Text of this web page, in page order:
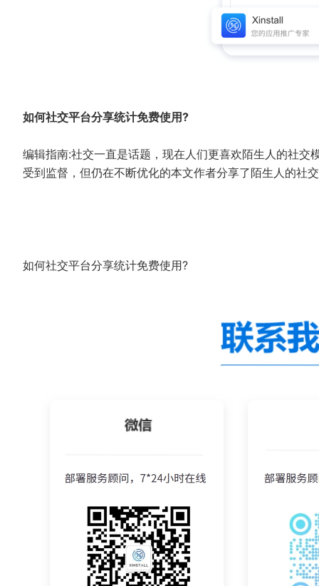
如何社交平台分享统计免费使用?
编辑指南:社交一直是话题，现在人们更喜欢陌生人的社
受到监督，但仍在不断优化的本文作者分享了陌生人的社
如何社交平台分享统计免费使用?